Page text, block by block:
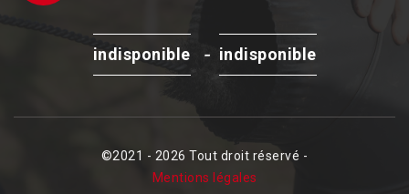
indisponible - indisponible
©2021 - 2026 Tout droit réservé -
Mentions légales